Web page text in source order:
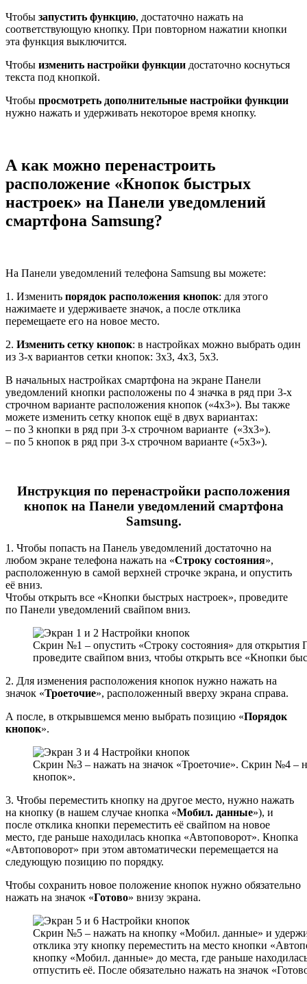
Чтобы запустить функцию, достаточно нажать на
соответствующую кнопку. При повторном нажатии кнопки
эта функция выключится.
Чтобы изменить настройки функции достаточно коснуться
текста под кнопкой.
Чтобы просмотреть дополнительные настройки функции
нужно нажать и удерживать некоторое время кнопку.
А как можно перенастроить
расположение «Кнопок быстрых
настроек» на Панели уведомлений
смартфона Samsung?
На Панели уведомлений телефона Samsung вы можете:
1. Изменить порядок расположения кнопок: для этого
нажимаете и удерживаете значок, а после отклика
перемещаете его на новое место.
2. Изменить сетку кнопок: в настройках можно выбрать один
из 3-х вариантов сетки кнопок: 3х3, 4х3, 5х3.
В начальных настройках смартфона на экране Панели
уведомлений кнопки расположены по 4 значка в ряд при 3-х
строчном варианте расположения кнопок («4х3»). Вы также
можете изменить сетку кнопок ещё в двух вариантах:
– по 3 кнопки в ряд при 3-х строчном варианте («3х3»).
– по 5 кнопок в ряд при 3-х строчном варианте («5х3»).
Инструкция по перенастройки расположения
кнопок на Панели уведомлений смартфона
Samsung.
1. Чтобы попасть на Панель уведомлений достаточно на
любом экране телефона нажать на «Строку состояния»,
расположенную в самой верхней строчке экрана, и опустить
её вниз.
Чтобы открыть все «Кнопки быстрых настроек», проведите
по Панели уведомлений свайпом вниз.
Скрин №1 – опустить «Строку состояния» для
проведите свайпом вниз, чтобы открыть все «Кнопки
2. Для изменения расположения кнопок нужно нажать на
значок «Троеточие», расположенный вверху экрана справа.
А после, в открывшемся меню выбрать позицию «Порядок
кнопок».
Скрин №3 – нажать на значок «Троеточие». Скрин №4 –
кнопок».
3. Чтобы переместить кнопку на другое место, нужно нажать
на кнопку (в нашем случае кнопка «Мобил. данные»), и
после отклика кнопки переместить её свайпом на новое
место, где раньше находилась кнопка «Автоповорот». Кнопка
«Автоповорот» при этом автоматически перемещается на
следующую позицию по порядку.
Чтобы сохранить новое положение кнопок нужно обязательно
нажать на значок «Готово» внизу экрана.
Скрин №5 – нажать на кнопку «Мобил. данные» и
отклика эту кнопку переместить на место кнопки
кнопку «Мобил. данные» до места, где раньше
отпустить её. После обязательно нажать на значок